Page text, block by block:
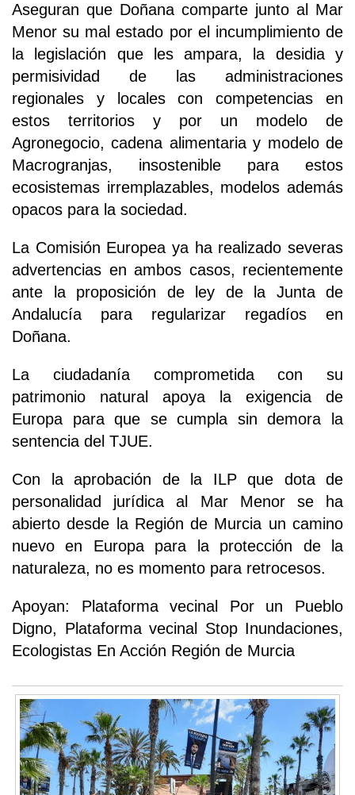
Aseguran que Doñana comparte junto al Mar
Menor su mal estado por el incumplimiento de
la legislación que les ampara, la desidia y
permisividad de las administraciones
regionales y locales con competencias en
estos territorios y por un modelo de
Agronegocio, cadena alimentaria y modelo de
Macrogranjas, insostenible para estos
ecosistemas irremplazables, modelos además
opacos para la sociedad.
La Comisión Europea ya ha realizado severas
advertencias en ambos casos, recientemente
ante la proposición de ley de la Junta de
Andalucía para regularizar regadíos en
Doñana.
La ciudadanía comprometida con su
patrimonio natural apoya la exigencia de
Europa para que se cumpla sin demora la
sentencia del TJUE.
Con la aprobación de la ILP que dota de
personalidad jurídica al Mar Menor se ha
abierto desde la Región de Murcia un camino
nuevo en Europa para la protección de la
naturaleza, no es momento para retrocesos.
Apoyan: Plataforma vecinal Por un Pueblo
Digno, Plataforma vecinal Stop Inundaciones,
Ecologistas En Acción Región de Murcia